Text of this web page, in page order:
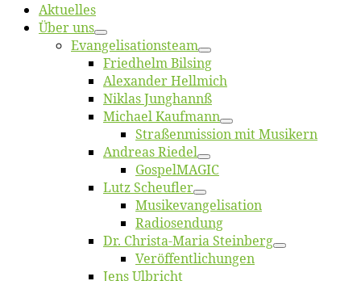
Ak­tu­el­les
Über uns
Evangelisa­tions­team
Fried­helm Bilsing
Alex­an­der Hellmich
Ni­klas Junghannß
Mi­cha­el Kaufmann
Straßenmis­sion mit Musikern
An­dre­as Riedel
Gos­pel­MA­GIC
Lutz Scheuf­ler
Musikevan­ge­li­sa­tion
Ra­dio­sen­dung
Dr. Chris­­ta-Ma­ria Steinberg
Ver­öf­fent­li­chun­gen
Jens Ulb­richt